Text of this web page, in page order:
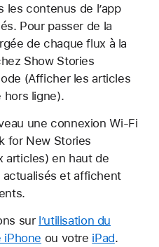
les contenus de l’app
Pour passer de la
de chaque flux à la
Show Stories
(Afficher les articles
hors ligne).
une connexion Wi-Fi
for New Stories
articles) en haut de
actualisés et affichent
sur l’utilisation du
iPhone ou votre iPad.